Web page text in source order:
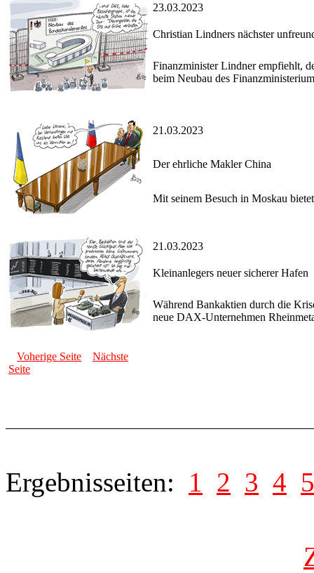
23.03.2023
Christian Lindners nächster
Finanzminister Lindner empfiehlt,
beim Neubau des
21.03.2023
Der ehrliche Makler China
Mit seinem Besuch in Moskau
21.03.2023
Kleinanlegers neuer sicherer Hafen
Während Bankaktien durch die
neue DAX-Unternehmen
Voherige Seite
Nächste
Seite
Ergebnisseiten: 1 2 3 4 5